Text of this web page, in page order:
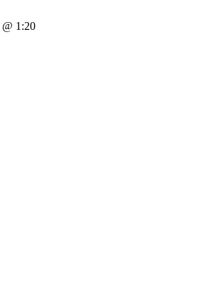
@ 1:20